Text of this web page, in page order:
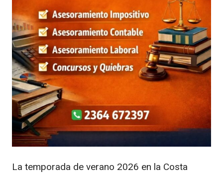
La temporada de verano 2026 en la Costa